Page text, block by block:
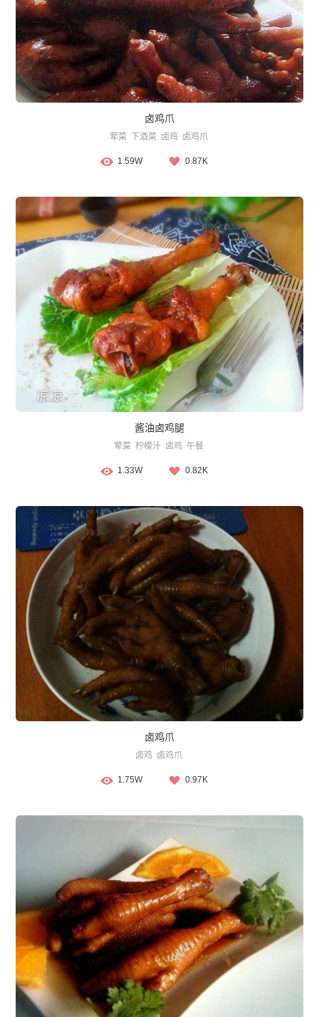
卤鸡爪
荤菜 下酒菜 卤鸡 卤鸡爪
1.59W 0.87K
酱油卤鸡腿
荤菜 柠檬汁 卤鸡 午餐
1.33W 0.82K
卤鸡爪
卤鸡 卤鸡爪
1.75W 0.97K